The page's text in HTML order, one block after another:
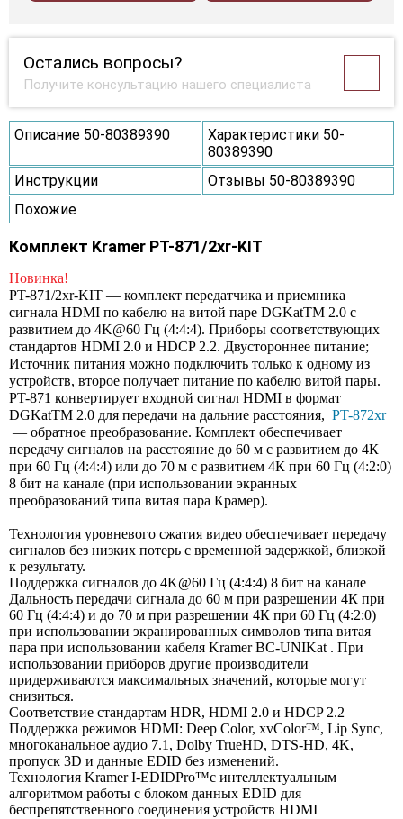
Остались вопросы?
Получите консультацию нашего специалиста
Описание 50-80389390
Характеристики 50-
80389390
Инструкции
Отзывы 50-80389390
Похожие
Комплект Kramer PT-871/2xr-KIT
Новинка!
PT-871/2xr-KIT — комплект передатчика и приемника
сигнала HDMI по кабелю на витой паре DGKatTM 2.0 c
развитием до 4K@60 Гц (4:4:4). Приборы соответствующих
стандартов HDMI 2.0 и HDCP 2.2. Двустороннее питание;
Источник питания можно подключить только к одному из
устройств, второе получает питание по кабелю витой пары.
PT-871 конвертирует входной сигнал HDMI в формат
DGKatTM 2.0 для передачи на дальние расстояния, PT-872xr
— обратное преобразование. Комплект обеспечивает
передачу сигналов на расстояние до 60 м с развитием до 4К
при 60 Гц (4:4:4) или до 70 м с развитием 4К при 60 Гц (4:2:0)
8 бит на канале (при использовании экранных
преобразований типа витая пара Крамер).
Технология уровневого сжатия видео обеспечивает передачу
сигналов без низких потерь с временной задержкой, близкой
к результату.
Поддержка сигналов до 4K@60 Гц (4:4:4) 8 бит на канале
Дальность передачи сигнала до 60 м при разрешении 4К при
60 Гц (4:4:4) и до 70 м при разрешении 4К при 60 Гц (4:2:0)
при использовании экранированных символов типа витая
пара при использовании кабеля Kramer BC-UNIKat . При
использовании приборов другие производители
придерживаются максимальных значений, которые могут
снизиться.
Соответствие стандартам HDR, HDMI 2.0 и HDCP 2.2
Поддержка режимов HDMI: Deep Color, xvColor™, Lip Sync,
многоканальное аудио 7.1, Dolby TrueHD, DTS-HD, 4K,
пропуск 3D и данные EDID без изменений.
Технология Kramer I-EDIDPro™с интеллектуальным
алгоритмом работы с блоком данных EDID для
беспрепятственного соединения устройств HDMI